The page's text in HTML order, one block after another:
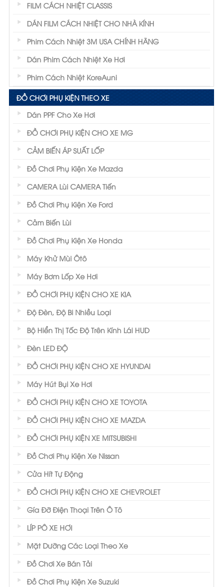
FILM CÁCH NHIỆT CLASSIS
DÁN FILM CÁCH NHIỆT CHO NHÀ KÍNH
Phim Cách Nhiệt 3M USA CHÍNH HÃNG
Dán Phim Cách Nhiệt Xe Hơi
Phim Cách Nhiệt KoreAuni
ĐỒ CHƠI PHỤ KIỆN THEO XE
Dán PPF Cho Xe Hơi
ĐỒ CHƠI PHỤ KIỆN CHO XE MG
CẢM BIẾN ÁP SUẤT LỐP
Đồ Chơi Phụ Kiện Xe Mazda
CAMERA Lùi CAMERA Tiến
Đồ Chơi Phụ Kiện Xe Ford
Cảm Biến Lùi
Đồ Chơi Phụ Kiện Xe Honda
Máy Khử Mùi Ôtô
Máy Bơm Lốp Xe Hơi
ĐỒ CHƠI PHỤ KIỆN CHO XE KIA
Độ Đèn, Độ Bi Nhiều Loại
Bộ Hiển Thị Tốc Độ Trên Kính Lái HUD
Đèn LED ĐỘ
ĐỒ CHƠI PHỤ KIỆN CHO XE HYUNDAI
Máy Hút Bụi Xe Hơi
ĐỒ CHƠI PHỤ KIỆN CHO XE TOYOTA
ĐỒ CHƠI PHỤ KIỆN CHO XE MAZDA
ĐỒ CHƠI PHỤ KIỆN XE MITSUBISHI
Đồ Chơi Phụ Kiện Xe Nissan
Cửa Hít Tự Động
ĐỒ CHƠI PHỤ KIỆN CHO XE CHEVROLET
Gía Đỡ Điện Thoại Trên Ô Tô
LÍP PÔ XE HƠI
Mặt Dưỡng Các Loại Theo Xe
Đồ Chơi Xe Bán Tải
Đồ Chơi Phụ Kiện Xe Suzuki